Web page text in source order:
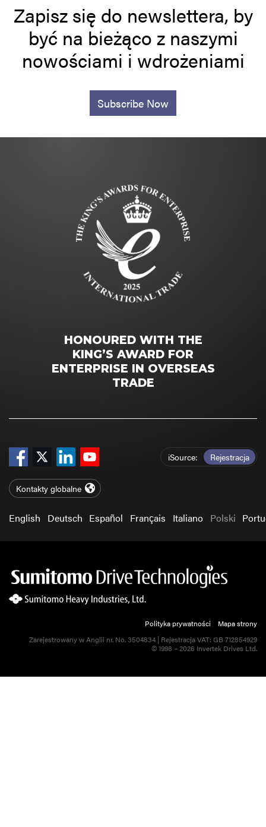
Zapisz się do newslettera, by
być na bieżąco z naszymi
nowościami i wdrożeniami
Subscribe Now
HONOURED WITH THE
KING’S AWARD FOR
ENTERPRISE IN OVERSEAS
TRADE
iSource Rejestracja
Kontakty globalne
English Deutsch Español Français Italiano Polski
Polityka prywatności
Mapa strony
Zarejestrowany w Anglii nr. No. 3504834 | Rejestracja VAT: GB 712854929
© 1998 – 2026 Invertek Drives Ltd.